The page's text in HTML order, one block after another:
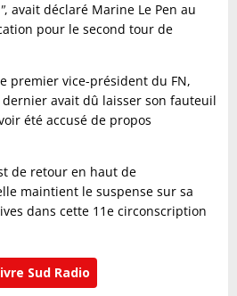
, avait déclaré Marine Le Pen au
pour le second tour de
premier vice-président du FN,
dernier avait dû laisser son fauteuil
été accusé de propos
de retour en haut de
maintient le suspense sur sa
dans cette 11e circonscription
Sud Radio